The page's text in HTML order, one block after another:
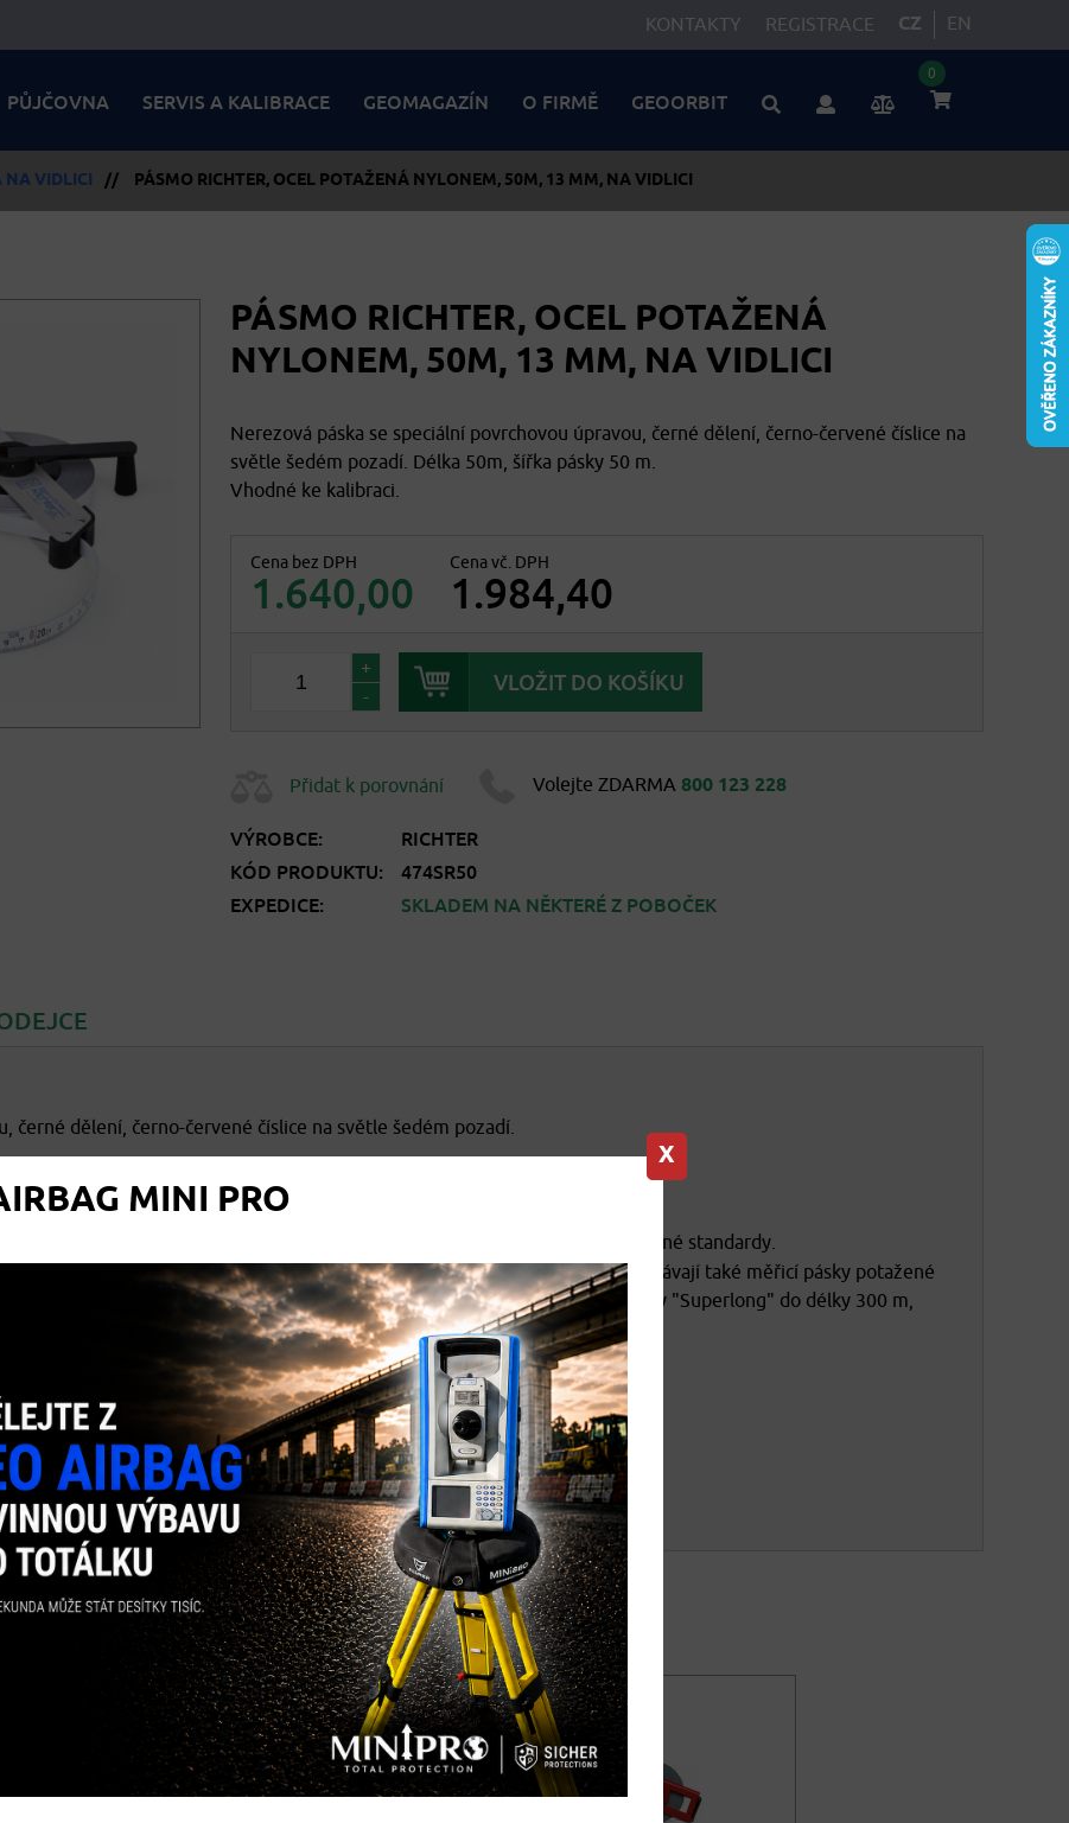
X
MINI PRO
KONTAKTY REGISTRACE CZ EN
PŮJČOVNA SERVIS A KALIBRACE GEOMAGAZÍN O FIRMĚ GEOORBIT
0
NA VIDLICI // PÁSMO RICHTER, OCEL POTAŽENÁ NYLONEM, 50M, 13 MM, NA VIDLICI
PÁSMO RICHTER, OCEL POTAŽENÁ
NYLONEM, 50M, 13 MM, NA VIDLICI
Nerezová páska se speciální povrchovou úpravou, černé dělení, černo-červené číslice na
světle šedém pozadí. Délka 50m, šířka pásky 50 m.
Vhodné ke kalibraci.
Cena bez DPH
1.640,00
Cena vč. DPH
1.984,40
+
-
Přidat k porovnání Volejte ZDARMA 800 123 228
VÝROBCE:
RICHTER
KÓD PRODUKTU:
474SR50
EXPEDICE:
SKLADEM NA NĚKTERÉ Z POBOČEK
černé dělení, černo-červené číslice na světle šedém pozadí.
mají vysokou přesnost a díky desetiletím zkušeností splňují všechny běžné standardy.
potaženém PVC, stejně jako v rámu z plastu nebo lehkého kovu. Dodávají také měřicí pásky potažené
i vyrobené z nerezové oceli. Sortiment doplňují ocelové měřicí pásky "Superlong" do délky 300 m,
pásky.
nejvyšší přesností, perfektní výrobou a dlouhou životností.